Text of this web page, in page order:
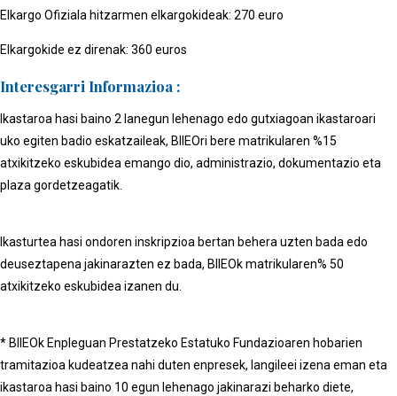
Elkargo Ofiziala hitzarmen elkargokideak: 270 euro
Elkargokide ez direnak: 360 euros
Interesgarri Informazioa :
Ikastaroa hasi baino 2 lanegun lehenago edo gutxiagoan ikastaroari
uko egiten badio eskatzaileak, BIIEOri bere matrikularen %15
atxikitzeko eskubidea emango dio, administrazio, dokumentazio eta
plaza gordetzeagatik.
Ikasturtea hasi ondoren inskripzioa bertan behera uzten bada edo
deuseztapena jakinarazten ez bada, BIIEOk matrikularen% 50
atxikitzeko eskubidea izanen du.
* BIIEOk Enpleguan Prestatzeko Estatuko Fundazioaren hobarien
tramitazioa kudeatzea nahi duten enpresek, langileei izena eman eta
ikastaroa hasi baino 10 egun lehenago jakinarazi beharko diete,